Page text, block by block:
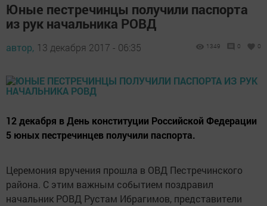
Юные пестречинцы получили паспорта
из рук начальника РОВД
автор, 13 декабря 2017 - 06:35 1349 0 0
12 декабря в День конституции Российской Федерации
5 юных пестречинцев получили паспорта.
Церемония вручения прошла в ОВД Пестречинского
района. С этим важным событием поздравил
начальник РОВД Рустам Ибрагимов, представители